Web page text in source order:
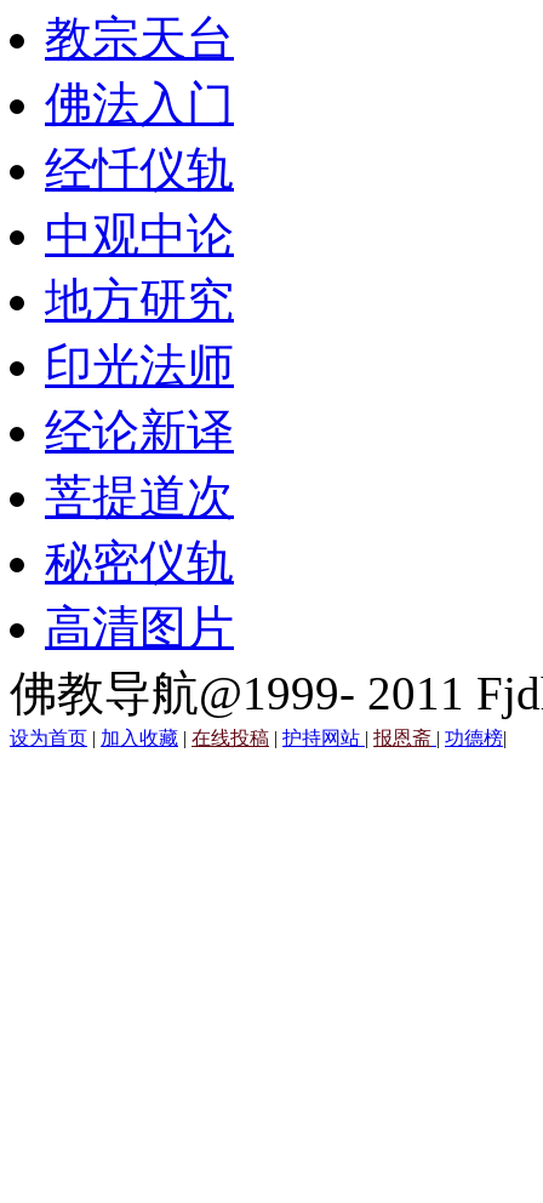
教宗天台
佛法入门
经忏仪轨
中观中论
地方研究
印光法师
经论新译
菩提道次
秘密仪轨
高清图片
佛教导航@1999- 2011
设为首页 | 加入收藏 | 在线投稿 | 护持网站 | 报恩斋 | 功德榜|